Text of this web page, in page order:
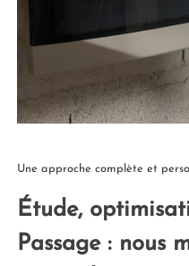
Une approche complète et
Étude,
Passage : nous